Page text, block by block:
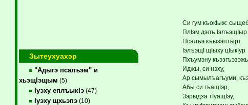
Зытеухуахэр
"Адыгэ псалъэм" и
хьэщIэщым (5)
Iуэху еплъыкIэ(47)
Iуэху щхьэпэ(10)
Си гум къокIыж:
ПлIэм дэлъ IэлъэщIыр
Псалъэ къызэптырт
IэлъэщI щIыху цIыкIур
Пхъумэну
Иджы, си нэху,
Ар сымылъагъуми,
Абы си гъащIэр,
Зэрыдза тIуащIэу,